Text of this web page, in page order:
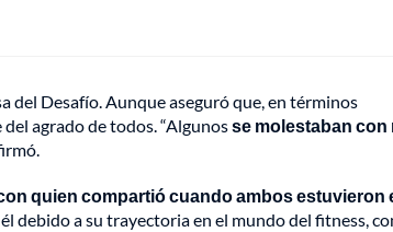
del Desafío. Aunque aseguró que, en términos
agrado de todos. “Algunosse molestaban con
quien compartió cuando ambos estuvieron
debido a su trayectoria en el mundo del fitness,